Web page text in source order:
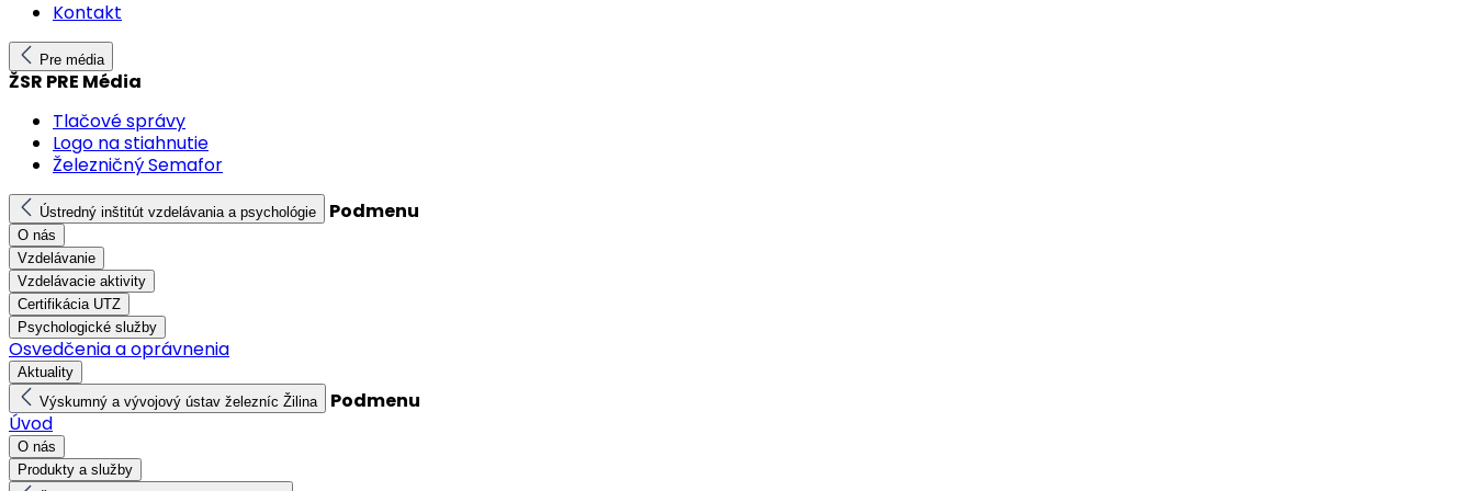
Kontakt
Pre média
ŽSR PRE Média
Tlačové správy
Logo na stiahnutie
Železničný Semafor
Ústredný inštitút vzdelávania a psychológie Podmenu
O nás
Vzdelávanie
Vzdelávacie aktivity
Certifikácia UTZ
Psychologické služby
Osvedčenia a oprávnenia
Aktuality
Výskumný a vývojový ústav železníc Žilina
Podmenu
Úvod
O nás
Produkty a služby